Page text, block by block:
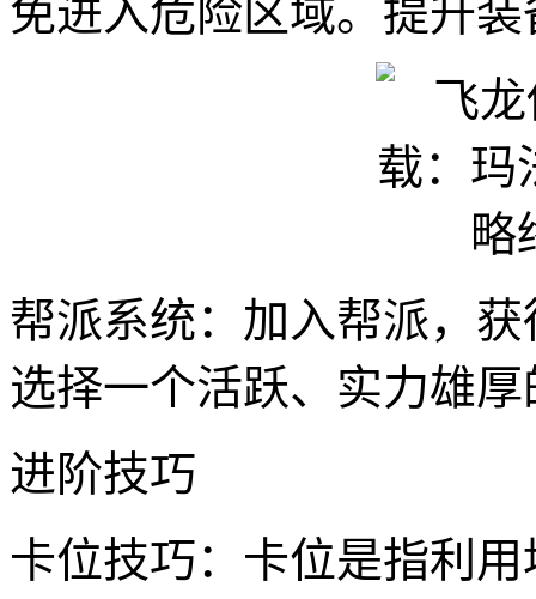
免进入危险区域。提升
帮派系统：加入帮派，
选择一个活跃、实力雄
进阶技巧
卡位技巧：卡位是指利